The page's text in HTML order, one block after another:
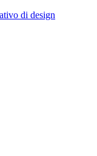
di design